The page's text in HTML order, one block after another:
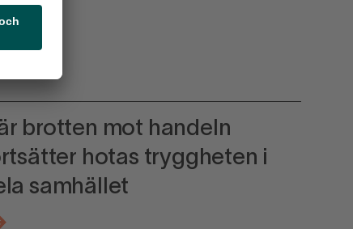
brotten mot handeln
hotas tryggheten i
samhället